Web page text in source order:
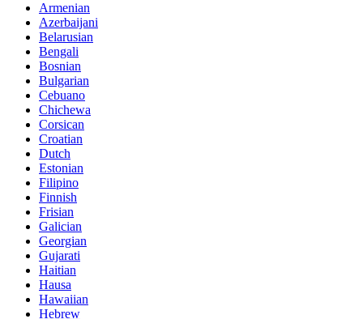
Armenian
Azerbaijani
Belarusian
Bengali
Bosnian
Bulgarian
Cebuano
Chichewa
Corsican
Croatian
Dutch
Estonian
Filipino
Finnish
Frisian
Galician
Georgian
Gujarati
Haitian
Hausa
Hawaiian
Hebrew